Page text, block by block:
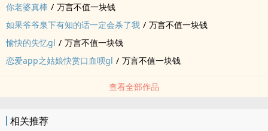
你老婆真棒 / 万言不值一块钱
如果爷爷泉下有知的话一定会杀了我 / 万言不值一块钱
愉快的失忆gl / 万言不值一块钱
恋爱app之姑娘快赏口血呗gl / 万言不值一块钱
查看全部作品
相关推荐